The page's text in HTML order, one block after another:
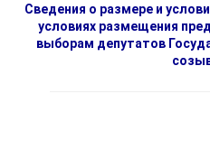
Сведения о размере и
условиях размещения
выборам депутатов